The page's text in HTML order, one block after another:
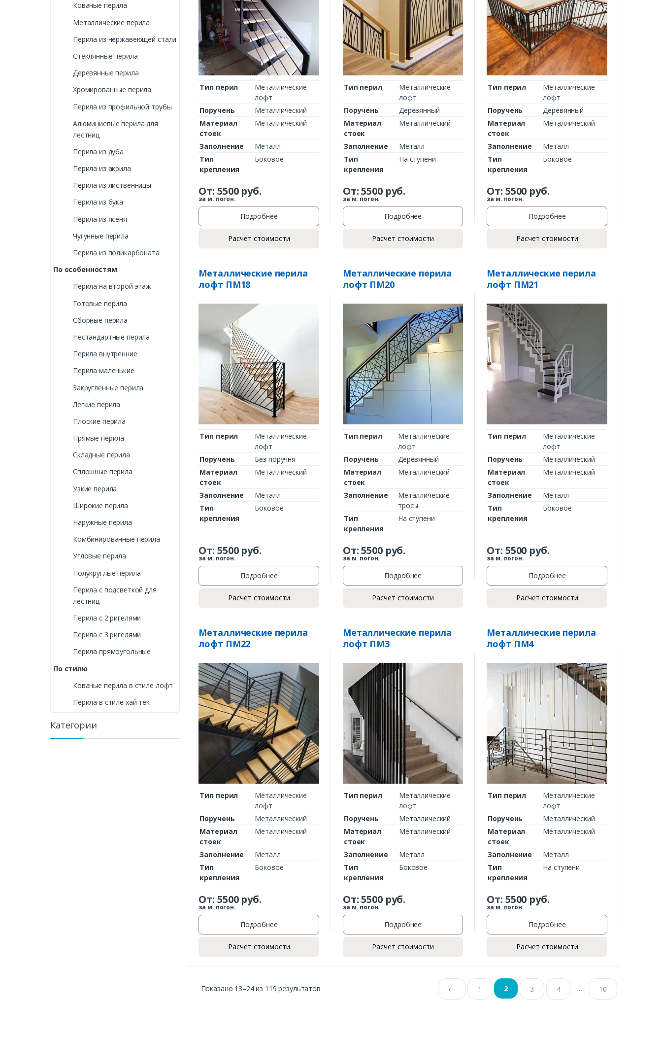
Заказать
Ваше имя*
Ваш телефон*
Комментарий к заказу
Тип перил
Металлические
лофт
Поручень
Металлический
Материал
стоек
Металлический
Заполнение
Металл
Тип
крепления
Боковое
От: 5500руб.
за м. погон.
Подробнее
Расчет стоимости
Тип перил
Металлические
лофт
Поручень
Деревянный
Материал
стоек
Металлический
Заполнение
Металл
Тип
крепления
На ступени
От:5500руб.
за м. погон.
Подробнее
Расчет стоимости
Тип перил
Металлические
лофт
Поручень
Деревянный
Материал
стоек
Металлический
Заполнение
Металл
Тип
крепления
Боковое
От: 5500 руб.
за м. погон.
Подробнее
Расчет стоимости
Металлические перила
лофт ПМ18
Тип перил
Металлические
лофт
Поручень
Без поручня
Материал
стоек
Металлический
Заполнение
Металл
Тип
крепления
Боковое
От: 5500руб.
за м. погон.
Подробнее
Расчет стоимости
Металлические перила
лофт ПМ20
Тип перил
Металлические
лофт
Поручень
Деревянный
Материал
стоек
Металлический
Заполнение
Металлические
тросы
Тип
крепления
На ступени
От:5500руб.
за м. погон.
Подробнее
Расчет стоимости
Металлические перила
лофт ПМ21
Тип перил
Металлические
лофт
Поручень
Металлический
Материал
стоек
Металлический
Заполнение
Металл
Тип
крепления
Боковое
От: 5500 руб.
за м. погон.
Подробнее
Расчет стоимости
Металлические перила
лофт ПМ22
Тип перил
Металлические
лофт
Поручень
Металлический
Материал
стоек
Металлический
Заполнение
Металл
Тип
крепления
Боковое
От: 5500руб.
за м. погон.
Подробнее
Расчет стоимости
Металлические перила
лофт ПМ3
Тип перил
Металлические
лофт
Поручень
Металлический
Материал
стоек
Металлический
Заполнение
Металл
Тип
крепления
Боковое
От:5500руб.
за м. погон.
Подробнее
Расчет стоимости
Металлические перила
лофт ПМ4
Тип перил
Металлические
лофт
Поручень
Металлический
Материал
стоек
Металлический
Заполнение
Металл
Тип
крепления
На ступени
От: 5500 руб.
за м. погон.
Подробнее
Расчет стоимости
Показано 13–24 из 119 результатов ← 1 2 3 4 … 10
Кованые перила
Металлические перила
Перила из нержавеющей стали
Стеклянные перила
Деревянные перила
Хромированные перила
Перила из профильной трубы
Алюминиевые перила для
лестниц
Перила из дуба
Перила из акрила
Перила из лиственницы
Перила из бука
Перила из ясеня
Чугунные перила
Перила из поликарбоната
По особенностям
Перила на второй этаж
Готовые перила
Сборные перила
Нестандартные перила
Перила внутренние
Перила маленькие
Закругленные перила
Легкие перила
Плоские перила
Прямые перила
Складные перила
Сплошные перила
Узкие перила
Широкие перила
Наружные перила
Комбинированные перила
Угловые перила
Полукруглые перила
Перила с подсветкой для
лестниц
Перила с 2 ригелями
Перила с 3 ригелями
Перила прямоугольные
По стилю
Кованые перила в стиле лофт
Перила в стиле хай тек
Категории